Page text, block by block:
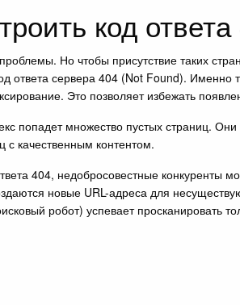
код
Но чтобы присутствие таких
ответа сервера 404 (Not Found). Именно
Это позволяет избежать
попадет множество пустых страниц. Они
качественным контентом.
404, недобросовестные конкуренты
новые URL-адреса для
робот) успевает